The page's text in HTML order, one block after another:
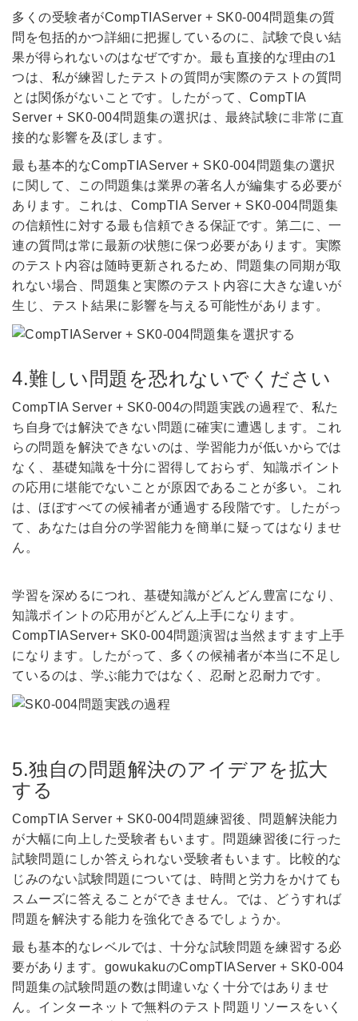
多くの受験者がCompTIAServer + SK0-004問題集の質
問を包括的かつ詳細に把握しているのに、試験で良い結
果が得られないのはなぜですか。最も直接的な理由の1
つは、私が練習したテストの質問が実際のテストの質問
とは関係がないことです。したがって、CompTIA
Server + SK0-004問題集の選択は、最終試験に非常に直
接的な影響を及ぼします。
最も基本的なCompTIAServer + SK0-004問題集の選択
に関して、この問題集は業界の著名人が編集する必要が
あります。これは、CompTIA Server + SK0-004問題集
の信頼性に対する最も信頼できる保証です。第二に、一
連の質問は常に最新の状態に保つ必要があります。実際
のテスト内容は随時更新されるため、問題集の同期が取
れない場合、問題集と実際のテスト内容に大きな違いが
生じ、テスト結果に影響を与える可能性があります。
4.難しい問題を恐れないでください
CompTIA Server + SK0-004の問題実践の過程で、私た
ち自身では解決できない問題に確実に遭遇します。これ
らの問題を解決できないのは、学習能力が低いからでは
なく、基礎知識を十分に習得しておらず、知識ポイント
の応用に堪能でないことが原因であることが多い。これ
は、ほぼすべての候補者が通過する段階です。したがっ
て、あなたは自分の学習能力を簡単に疑ってはなりませ
ん。
学習を深めるにつれ、基礎知識がどんどん豊富になり、
知識ポイントの応用がどんどん上手になります。
CompTIAServer+ SK0-004問題演習は当然ますます上手
になります。したがって、多くの候補者が本当に不足し
ているのは、学ぶ能力ではなく、忍耐と忍耐力です。
5.独自の問題解決のアイデアを拡大
する
CompTIA Server + SK0-004問題練習後、問題解決能力
が大幅に向上した受験者もいます。問題練習後に行った
試験問題にしか答えられない受験者もいます。比較的な
じみのない試験問題については、時間と労力をかけても
スムーズに答えることができません。では、どうすれば
問題を解決する能力を強化できるでしょうか。
最も基本的なレベルでは、十分な試験問題を練習する必
要があります。gowukakuのCompTIAServer + SK0-004
問題集の試験問題の数は間違いなく十分ではありませ
ん。インターネットで無料のテスト問題リソースをいく